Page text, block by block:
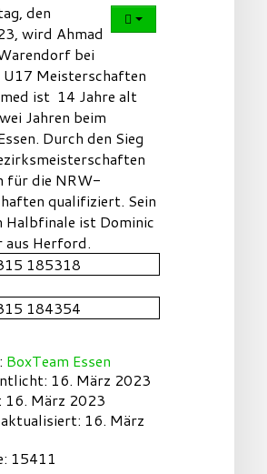
den
wird Ahmad
bei
U17 Meisterschaften
ist 14 Jahre alt
Jahren beim
Durch den Sieg
für die NRW-
qualifiziert. Sein
Halbfinale ist Dominic
aus Herford.
BoxTeam Essen
16. März 2023
März 2023
16. März
15411